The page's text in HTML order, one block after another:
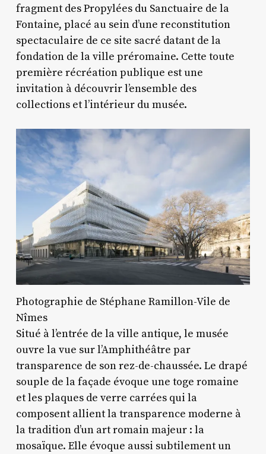
fragment des Propylées du Sanctuaire de la
Fontaine, placé au sein d’une reconstitution
spectaculaire de ce site sacré datant de la
fondation de la ville préromaine. Cette toute
première récréation publique est une
invitation à découvrir l’ensemble des
collections et l’intérieur du musée.
Photographie de Stéphane Ramillon-Vile de
Nîmes
Situé à l’entrée de la ville antique, le musée
ouvre la vue sur l’Amphithéâtre par
transparence de son rez-de-chaussée. Le drapé
souple de la façade évoque une toge romaine
et les plaques de verre carrées qui la
composent allient la transparence moderne à
la tradition d’un art romain majeur : la
mosaïque. Elle évoque aussi subtilement un